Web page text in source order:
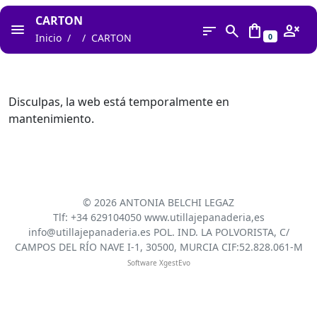
CARTON
Inicio CARTON sort search shopping_bag 0 person_cancel
Disculpas, la web está temporalmente en
mantenimiento.
© 2026 ANTONIA BELCHI LEGAZ
Tlf: +34 629104050 www.utillajepanaderia,es
info@utillajepanaderia.es POL. IND. LA POLVORISTA, C/
CAMPOS DEL RÍO NAVE I-1, 30500, MURCIA CIF:52.828.061-M
Software XgestEvo